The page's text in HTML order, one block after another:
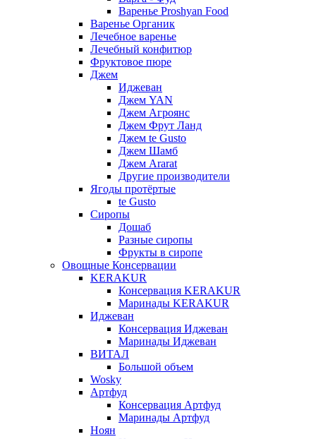
Варенье Proshyan Food
Варенье Органик
Лечебное варенье
Лечебный конфитюр
Фруктовое пюре
Джем
Иджеван
Джем YAN
Джем Агроянс
Джем Фрут Ланд
Джем te Gusto
Джем Шамб
Джем Ararat
Другие производители
Ягоды протёртые
te Gusto
Сиропы
Дошаб
Разные сиропы
Фрукты в сиропе
Овощные Консервации
KERAKUR
Консервация KERAKUR
Маринады KERAKUR
Иджеван
Консервация Иджеван
Маринады Иджеван
ВИТАЛ
Большой объем
Wosky
Артфуд
Консервация Артфуд
Маринады Артфуд
Ноян